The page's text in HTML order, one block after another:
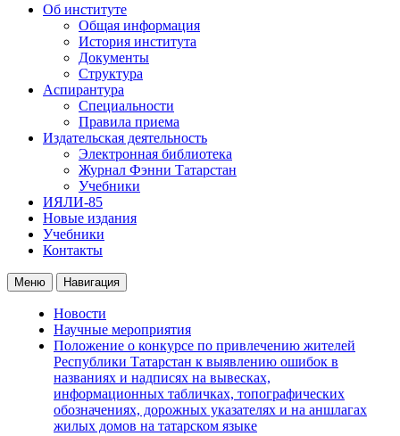
Об институте
Общая информация
История института
Документы
Структура
Аспирантура
Специальности
Правила приема
Издательская деятельность
Электронная библиотека
Журнал Фэнни Татарстан
Учебники
ИЯЛИ-85
Новые издания
Учебники
Контакты
Меню Навигация
Новости
Научные мероприятия
Положение о конкурсе по привлечению жителей
Республики Татарстан к выявлению ошибок в
названиях и надписях на вывесках,
информационных табличках, топографических
обозначениях, дорожных указателях и на аншлагах
жилых домов на татарском языке